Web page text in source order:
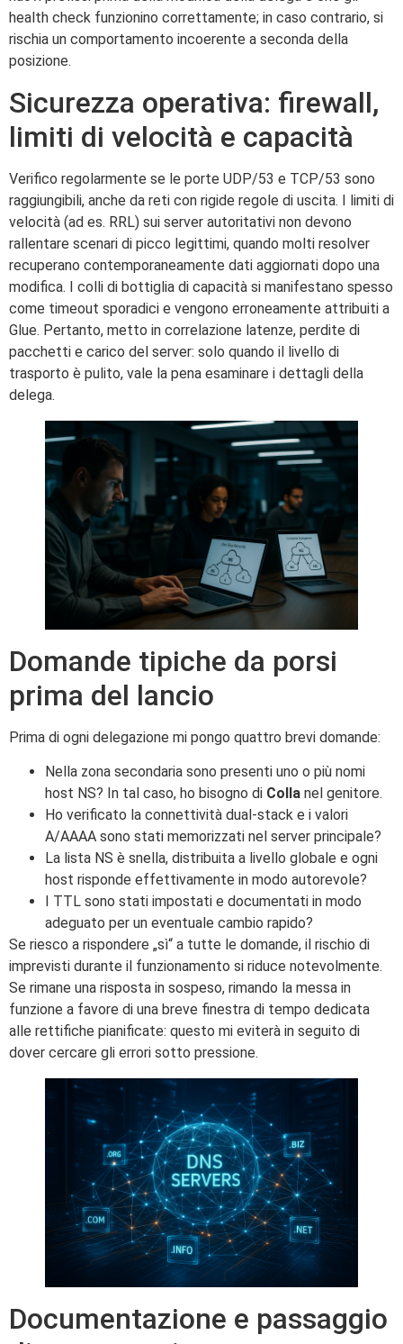
health check funzionino correttamente; in caso contrario, si
rischia un comportamento incoerente a seconda della
posizione.
Sicurezza operativa: firewall,
limiti di velocità e capacità
Verifico regolarmente se le porte UDP/53 e TCP/53 sono
raggiungibili, anche da reti con rigide regole di uscita. I limiti di
velocità (ad es. RRL) sui server autoritativi non devono
rallentare scenari di picco legittimi, quando molti resolver
recuperano contemporaneamente dati aggiornati dopo una
modifica. I colli di bottiglia di capacità si manifestano spesso
come timeout sporadici e vengono erroneamente attribuiti a
Glue. Pertanto, metto in correlazione latenze, perdite di
pacchetti e carico del server: solo quando il livello di
trasporto è pulito, vale la pena esaminare i dettagli della
delega.
Domande tipiche da porsi
prima del lancio
Prima di ogni delegazione mi pongo quattro brevi domande:
Nella zona secondaria sono presenti uno o più nomi
host NS? In tal caso, ho bisogno di Colla nel genitore.
Ho verificato la connettività dual-stack e i valori
A/AAAA sono stati memorizzati nel server principale?
La lista NS è snella, distribuita a livello globale e ogni
host risponde effettivamente in modo autorevole?
I TTL sono stati impostati e documentati in modo
adeguato per un eventuale cambio rapido?
Se riesco a rispondere „sì“ a tutte le domande, il rischio di
imprevisti durante il funzionamento si riduce notevolmente.
Se rimane una risposta in sospeso, rimando la messa in
funzione a favore di una breve finestra di tempo dedicata
alle rettifiche pianificate: questo mi eviterà in seguito di
dover cercare gli errori sotto pressione.
Documentazione e passaggio